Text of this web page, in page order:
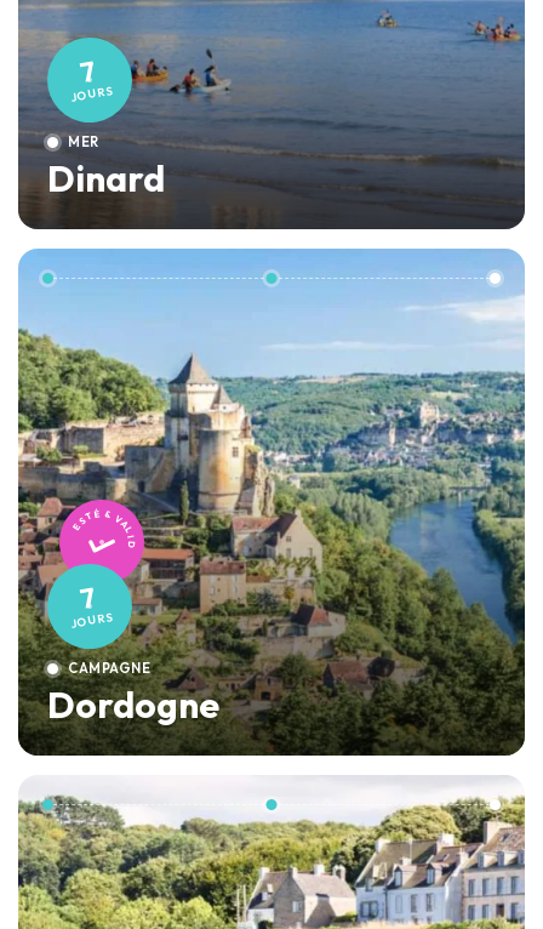
7
JOURS
MER
Dinard
TESTÉ & VALIDÉ
7
JOURS
CAMPAGNE
Dordogne